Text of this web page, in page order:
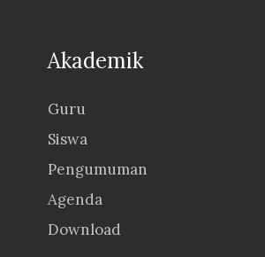
Akademik
Guru
Siswa
Pengumuman
Agenda
Download